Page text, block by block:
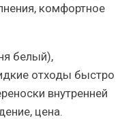
комфортное
белый),
отходы быстро
внутренней
цена.